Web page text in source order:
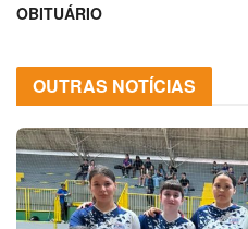
OBITUÁRIO
OUTRAS NOTÍCIAS